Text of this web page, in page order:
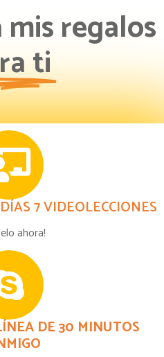
regalos
ti
7 VIDEOLECCIONES
ahora!
DE 30 MINUTOS